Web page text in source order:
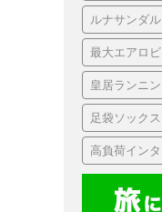
ルナサンダ
最大エアロ
皇居ランニ
足袋ソックス
高負荷イン